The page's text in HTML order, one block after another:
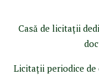
Casă de licitaţii
Licitaţii periodice de